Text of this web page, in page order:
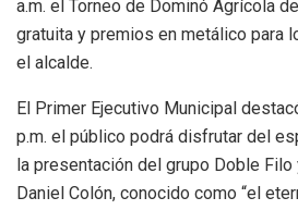
a.m. el Torneo de Dominó Agrícola
gratuita y premios en metálico para
el alcalde.
El Primer Ejecutivo Municipal
p.m. el público podrá disfrutar del
la presentación del grupo Doble
Daniel Colón, conocido como “el